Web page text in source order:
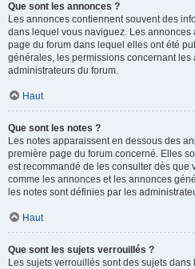
Que sont les annonces ?
Les annonces contiennent souvent des
dans lequel vous naviguez. Les
page du forum dans lequel elles ont été
générales, les permissions concernant
administrateurs du forum.
Haut
Que sont les notes ?
Les notes apparaissent en dessous des
première page du forum concerné. Elles
est recommandé de les consulter dès que
comme les annonces et les annonces
les notes sont définies par les
Haut
Que sont les sujets verrouillés ?
Les sujets verrouillés sont des sujets